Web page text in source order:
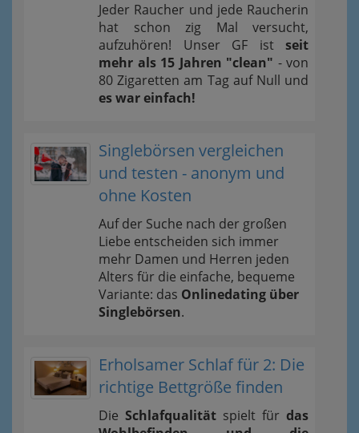
Jeder Raucher und jede Raucherin
hat schon zig Mal versucht,
aufzuhören! Unser GF ist seit
mehr als 15 Jahren "clean" - von
80 Zigaretten am Tag auf Null und
es war einfach!
Singlebörsen vergleichen
und testen - anonym und
ohne Kosten
Auf der Suche nach der großen
Liebe entscheiden sich immer
mehr Damen und Herren jeden
Alters für die einfache, bequeme
Variante: das Onlinedating über
Singlebörsen.
Erholsamer Schlaf für 2: Die
richtige Bettgröße finden
Die Schlafqualität spielt für das